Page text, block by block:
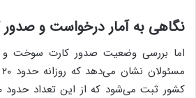
نگاهی به آمار درخواست و
اما بررسی وضعیت صدور کارت سوخت و